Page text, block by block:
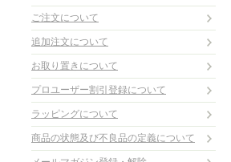
ご注文について
追加注文について
お取り置きについて
プロユーザー割引登録について
ラッピングについて
商品の状態及び不良品の定義について